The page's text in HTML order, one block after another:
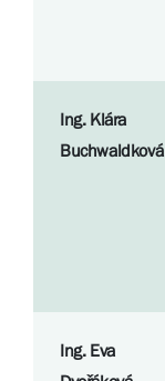
Ing. Klára
Buchwaldková
Ing. Eva